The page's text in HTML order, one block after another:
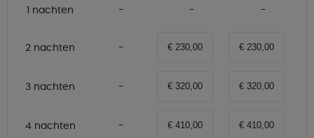
1 nachten
2 nachten € 230,00 € 230,00
3 nachten € 320,00 € 320,00
4 nachten € 410,00 € 410,00